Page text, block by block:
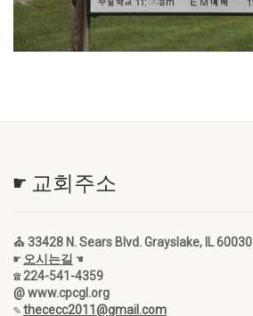
☛ 교회주소
⛪ 33428 N. Sears Blvd. Grayslake, IL 60030
☛ 오시는길 ☚
☎ 224-541-4359
@ www.cpcgl.org
✎thececc2011@gmail.com